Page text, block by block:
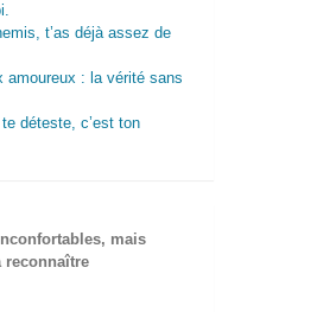
t’as déjà assez de
amoureux : la vérité sans
déteste, c’est ton
mais
reconnaître